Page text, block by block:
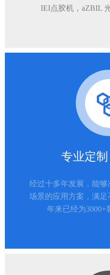
IEI点胶机，aZBIL
专业定
经过十多年发展，能
场景的应用方案，满
年来已经为3000+